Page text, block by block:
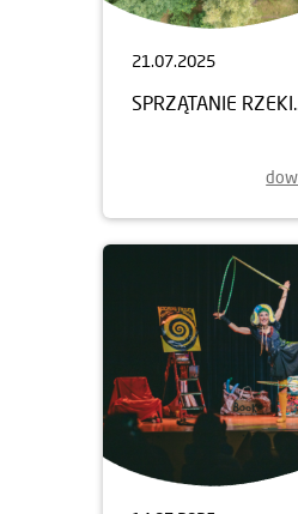
21.07.2025
SPRZĄTANIE